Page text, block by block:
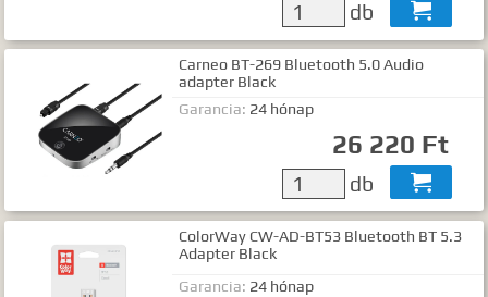
db 
Carneo BT-269 Bluetooth 5.0 Audio
adapter Black
Garancia: 24 hónap
26 220 Ft
db 
ColorWay CW-AD-BT53 Bluetooth BT 5.3
Adapter Black
Garancia: 24 hónap